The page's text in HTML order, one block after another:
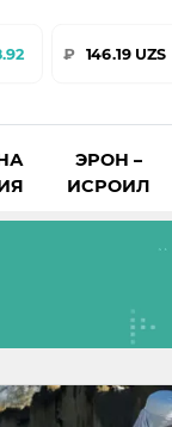
₽ 146.19 UZS
ЭРОН –
ИСРОИЛ